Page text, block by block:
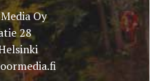
Oy
28